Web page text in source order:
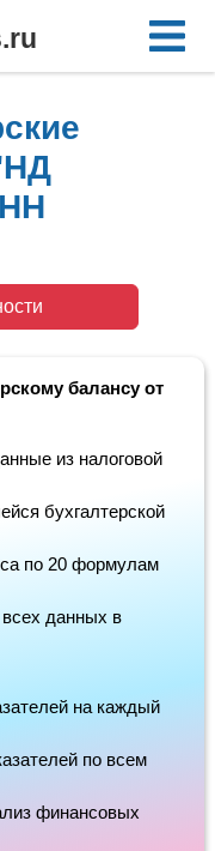
балансу от
из налоговой
бухгалтерской
по 20 формулам
данных в
на каждый
по всем
финансовых